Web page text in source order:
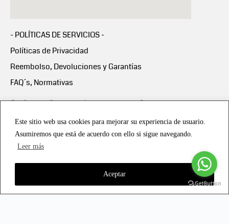
Este sitio web usa cookies para mejorar su experiencia de usuario.
Asumiremos que está de acuerdo con ello si sigue navegando.
Leer más
Aceptar
- POLÍTICAS DE SERVICIOS -
Políticas de Privacidad
Reembolso, Devoluciones y Garantías
FAQ´s, Normativas
Scalapay:Compra ahora y paga en 3 cuotas
Scalapay Política Privacidad
Copyright © 2021 all rights reserved - Vialmotor